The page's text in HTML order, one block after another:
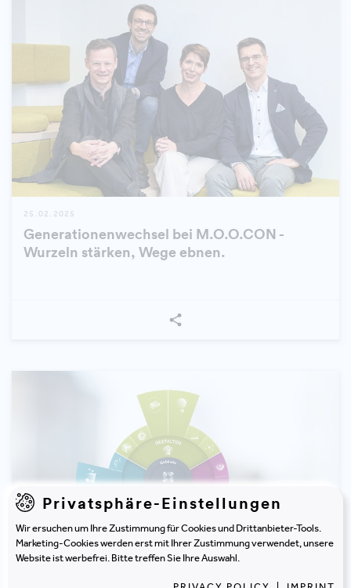
25.02.2025
Generationenwechsel bei M.O.O.CON -
Wurzeln stärken, Wege ebnen.
Privatsphäre-Einstellungen
Wir ersuchen um Ihre Zustimmung für Cookies und Drittanbieter-Tools.
Marketing-Cookies werden erst mit Ihrer Zustimmung verwendet, unsere
Website ist werbefrei. Bitte treffen Sie Ihre Auswahl.